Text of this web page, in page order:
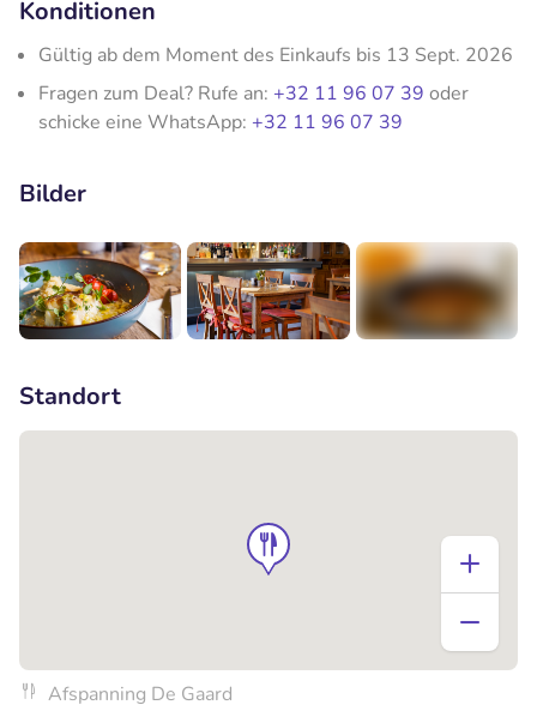
Konditionen
Gültig ab dem Moment des Einkaufs bis 13 Sept. 2026
Fragen zum Deal? Rufe an: +32 11 96 07 39 oder
schicke eine WhatsApp: +32 11 96 07 39
Bilder
Standort
Afspanning De Gaard